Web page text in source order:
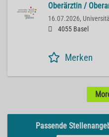
Oberärztin /
16.07.2026,
4055 Basel
Merken
Passende